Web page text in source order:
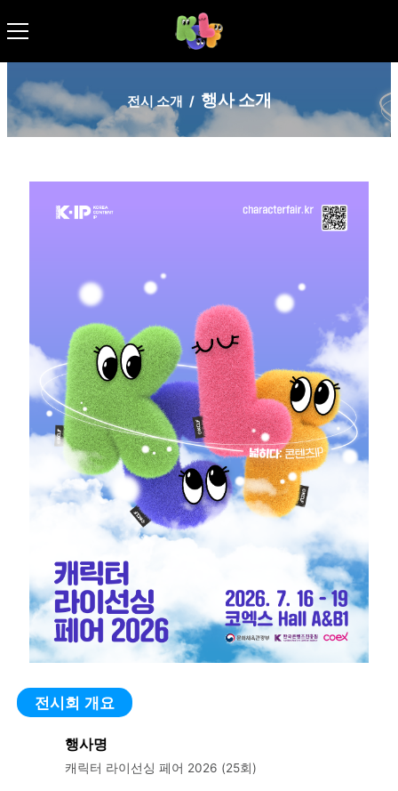
전시 소개 / 행사 소개
전시회 개요
행사명
캐릭터 라이선싱 페어 2026 (25회)